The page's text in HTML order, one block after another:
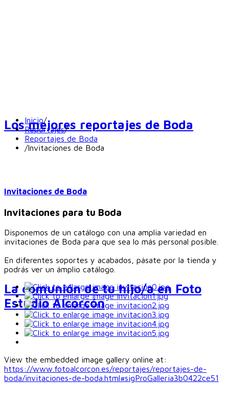
Los mejores reportajes de Boda
La comunión de tu hijo/a en Foto
Estudio Alcorcón
Inicio/
Reportajes/
Reportajes de Boda
/Invitaciones de Boda
Invitaciones de Boda
Invitaciones para tu Boda
Disponemos de un catálogo con una amplia variedad en
invitaciones de Boda para que sea lo más personal posible.
En diferentes soportes y acabados, pásate por la tienda y
podrás ver un ámplio catálogo.
View the embedded image gallery online at:
https://www.fotoalcorcon.es/reportajes/reportajes-de-
boda/invitaciones-de-boda.html#sigProGalleria3b0422ce51